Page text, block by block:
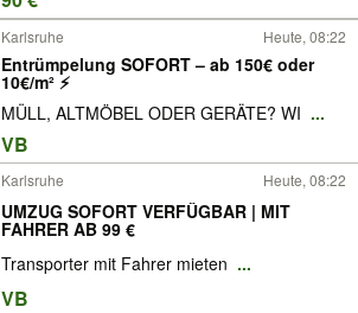
Karlsruhe Heute, 08:22
Entrümpelung SOFORT – ab 150€ oder
10€/m² ⚡
MÜLL, ALTMÖBEL ODER GERÄTE? WI ...
VB
Karlsruhe Heute, 08:22
UMZUG SOFORT VERFÜGBAR | MIT
FAHRER AB 99 €
Transporter mit Fahrer mieten ...
VB